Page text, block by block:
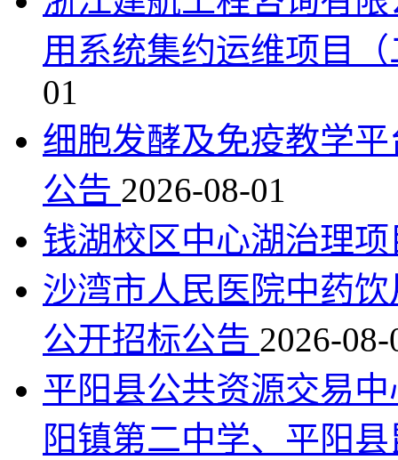
用系统集约运维项目
01
细胞发酵及免疫教学
公告 2026-08-01
钱湖校区中心湖治理
沙湾市人民医院中药
公开招标公告 2026-08-
平阳县公共资源交易
阳镇第二中学、平阳